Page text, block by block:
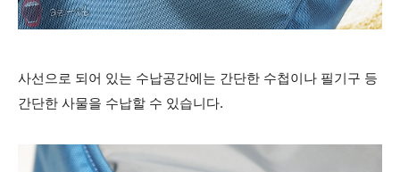
사선으로 되어 있는 수납공간에는 간단한 수첩이나 필기구 등
간단한 사물을 수납할 수 있습니다.